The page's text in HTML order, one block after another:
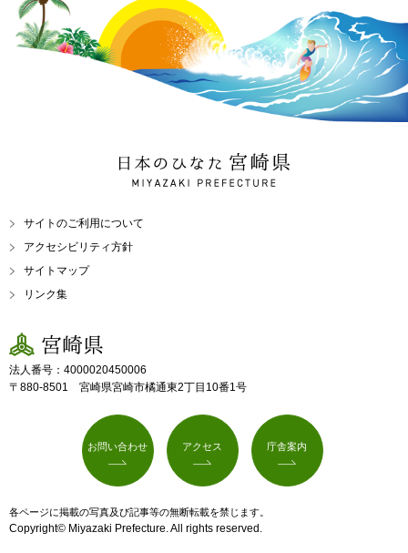
日本のひなた 宮崎県
MIYAZAKI PREFECTURE
サイトのご利用について
アクセシビリティ方針
サイトマップ
リンク集
宮崎県
法人番号：4000020450006
〒880-8501 宮崎県宮崎市橘通東2丁目10番1号
お問い合わせ アクセス 庁舎案内
各ページに掲載の写真及び記事等の無断転載を禁じます。
Copyright© Miyazaki Prefecture. All rights reserved.